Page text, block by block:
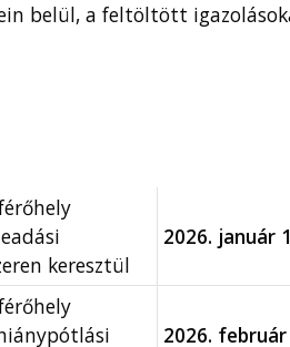
belül, a feltöltött
keresztül
2026. január
2026.